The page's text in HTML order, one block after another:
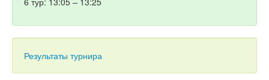
Результаты турнира